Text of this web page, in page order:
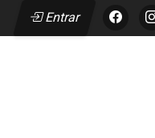
Entrar